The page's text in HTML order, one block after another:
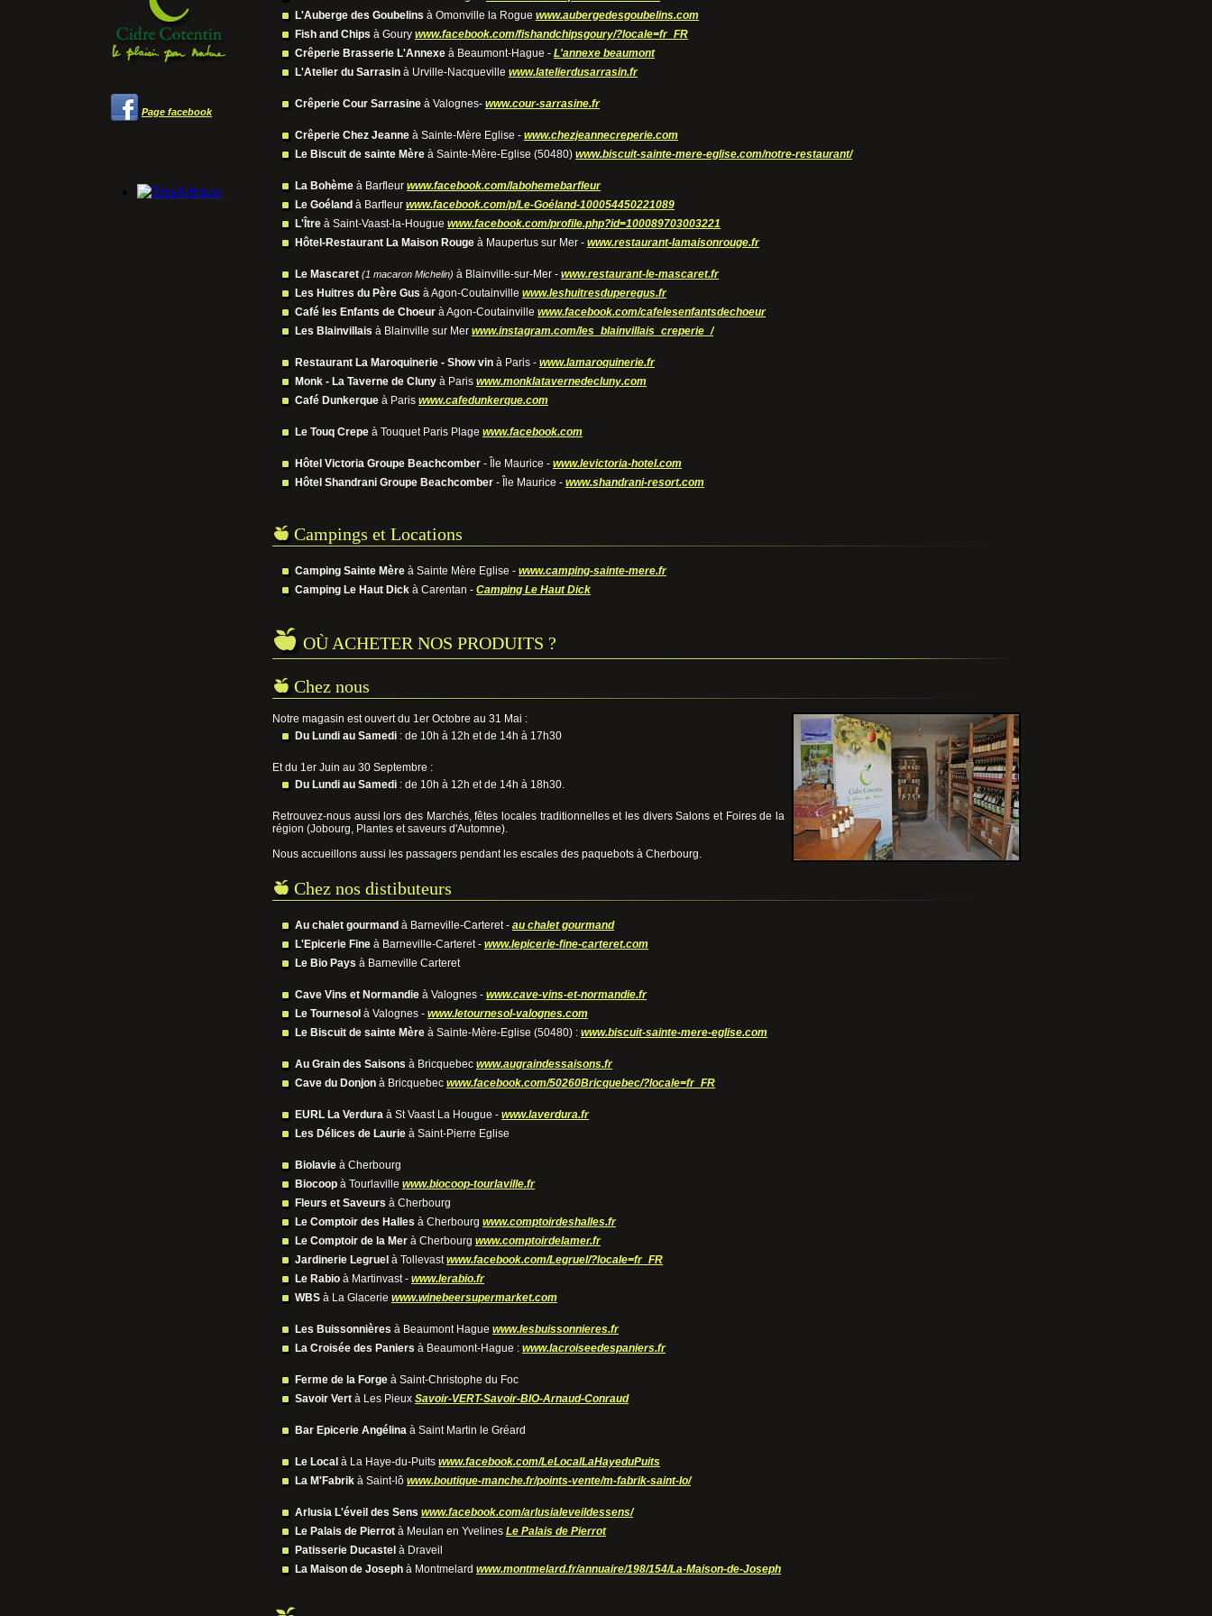
Page facebook
L'Auberge des Goubelins à Omonville la Rogue www.aubergedesgoubelins.com
Fish and Chips à Goury www.facebook.com/fishandchipsgoury/?locale=fr_FR
Crêperie Brasserie L'Annexe à Beaumont-Hague - L'annexe beaumont
L'Atelier du Sarrasin à Urville-Nacqueville www.latelierdusarrasin.fr
Crêperie Cour Sarrasine à Valognes- www.cour-sarrasine.fr
Crêperie Chez Jeanne à Sainte-Mère Eglise - www.chezjeannecreperie.com
Le Biscuit de sainte Mère à Sainte-Mère-Eglise (50480) www.biscuit-sainte-mere-eglise.com/notre-restaurant/
La Bohème à Barfleur www.facebook.com/labohemebarfleur
Le Goéland à Barfleur www.facebook.com/p/Le-Goéland-100054450221089
L'Ître à Saint-Vaast-la-Hougue www.facebook.com/profile.php?id=100089703003221
Hôtel-Restaurant La Maison Rouge à Maupertus sur Mer - www.restaurant-lamaisonrouge.fr
Le Mascaret (1 macaron Michelin) à Blainville-sur-Mer - www.restaurant-le-mascaret.fr
Les Huitres du Père Gus à Agon-Coutainville www.leshuitresduperegus.fr
Café les Enfants de Choeur à Agon-Coutainville www.facebook.com/cafelesenfantsdechoeur
Les Blainvillais à Blainville sur Mer www.instagram.com/les_blainvillais_creperie_/
Restaurant La Maroquinerie - Show vin à Paris - www.lamaroquinerie.fr
Monk - La Taverne de Cluny à Paris www.monklatavernedecluny.com
Café Dunkerque à Paris www.cafedunkerque.com
Le Touq Crepe à Touquet Paris Plage www.facebook.com
Hôtel Victoria Groupe Beachcomber - Île Maurice - www.levictoria-hotel.com
Hôtel Shandrani Groupe Beachcomber - Île Maurice - www.shandrani-resort.com
Campings et Locations
Camping Sainte Mère à Sainte Mère Eglise - www.camping-sainte-mere.fr
Camping Le Haut Dick à Carentan - Camping Le Haut Dick
OÙ ACHETER NOS PRODUITS ?
Chez nous
Notre magasin est ouvert du 1er Octobre au 31 Mai :
Du Lundi au Samedi : de 10h à 12h et de 14h à 17h30
Et du 1er Juin au 30 Septembre :
Du Lundi au Samedi : de 10h à 12h et de 14h à 18h30.
Retrouvez-nous aussi lors des Marchés, fêtes locales traditionnelles et les divers Salons et Foires de la
région (Jobourg, Plantes et saveurs d'Automne).
Nous accueillons aussi les passagers pendant les escales des paquebots à Cherbourg.
Chez nos distibuteurs
Au chalet gourmand à Barneville-Carteret - au chalet gourmand
L'Epicerie Fine à Barneville-Carteret - www.lepicerie-fine-carteret.com
Le Bio Pays à Barneville Carteret
Cave Vins et Normandie à Valognes - www.cave-vins-et-normandie.fr
Le Tournesol à Valognes - www.letournesol-valognes.com
Le Biscuit de sainte Mère à Sainte-Mère-Eglise (50480) : www.biscuit-sainte-mere-eglise.com
Au Grain des Saisons à Bricquebec www.augraindessaisons.fr
Cave du Donjon à Bricquebec www.facebook.com/50260Bricquebec/?locale=fr_FR
EURL La Verdura à St Vaast La Hougue - www.laverdura.fr
Les Délices de Laurie à Saint-Pierre Eglise
Biolavie à Cherbourg
Biocoop à Tourlaville www.biocoop-tourlaville.fr
Fleurs et Saveurs à Cherbourg
Le Comptoir des Halles à Cherbourg www.comptoirdeshalles.fr
Le Comptoir de la Mer à Cherbourg www.comptoirdelamer.fr
Jardinerie Legruel à Tollevastwww.facebook.com/Legruel/?locale=fr_FR
Le Rabio à Martinvast - www.lerabio.fr
WBS à La Glacerie www.winebeersupermarket.com
Les Buissonnières à Beaumont Hague www.lesbuissonnieres.fr
La Croisée des Paniers à Beaumont-Hague : www.lacroiseedespaniers.fr
Ferme de la Forge à Saint-Christophe du Foc
Savoir Vert à Les Pieux Savoir-VERT-Savoir-BIO-Arnaud-Conraud
Bar Epicerie Angélina à Saint Martin le Gréard
Le Local à La Haye-du-Puits www.facebook.com/LeLocalLaHayeduPuits
La M'Fabrik à Saint-lô www.boutique-manche.fr/points-vente/m-fabrik-saint-lo/
Arlusia L'éveil des Sens www.facebook.com/arlusialeveildessens/
Le Palais de Pierrot à Meulan en Yvelines Le Palais de Pierrot
Patisserie Ducastel à Draveil
La Maison de Joseph à Montmelard www.montmelard.fr/annuaire/198/154/La-Maison-de-Joseph